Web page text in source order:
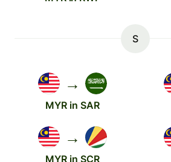
S
→
MYR in SAR
→
MYR in SCR